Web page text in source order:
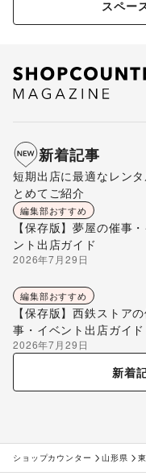
スペー
新着記事
短期出店に最適なレン
とめてご紹介
編集部おすすめ
【保存版】夢屋の催事
ント出店ガイド
2026年7月29日
編集部おすすめ
【保存版】西鉄ストア
事・イベント出店ガイド
2026年7月29日
新着
ショップカウンター 山形県